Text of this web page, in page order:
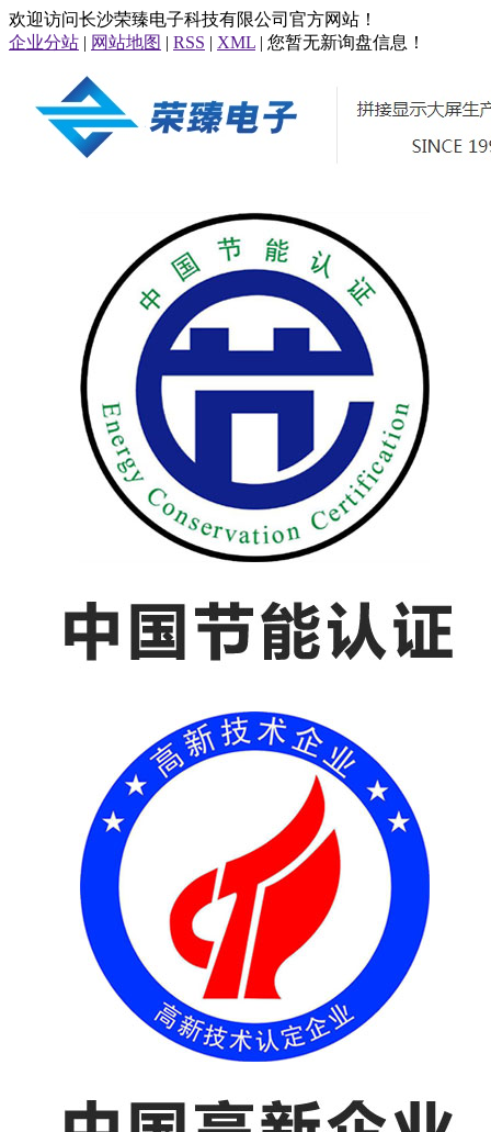
欢迎访问长沙荣臻电子科技有限公司官方网站！
企业分站 | 网站地图 | RSS | XML | 您暂无新询盘信息！